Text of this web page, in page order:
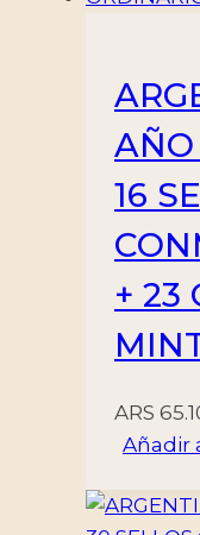
AÑO
16
+ 23
ARS
Añadir